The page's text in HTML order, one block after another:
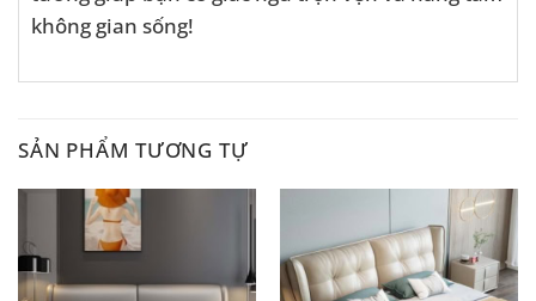
không gian sống!
SẢN PHẨM TƯƠNG TỰ